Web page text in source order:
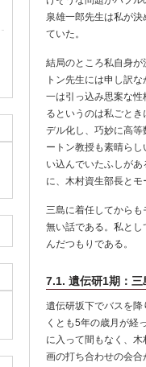
泉雄一郎先生は私が
ていた。
結局のところ私自身
トン先生には申し訳
一は引っ込み思案な
るというのは私ごと
デル化し、巧妙に高
ートン教授も素晴ら
い込んでいたふしが
に、木村資生部長と
三島に着任してから
無い話である。私と
んだつもりである。
7.1. 遺伝研1期：
遺伝研坂下でバスを
くとも5年の歳月が経
に入って間もなく、
画の打ち合わせの会